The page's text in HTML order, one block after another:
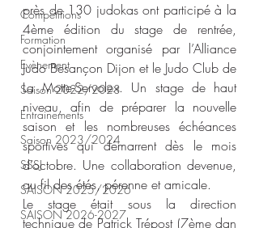
Compétitions
Formation
Evènement
Saison 2022/2023
Entrainements
Saison 2023/2024
SSSJ
SAISON 2025/2026
SAISON 2026-2027
près de 130 judokas ont participé à la
4ème édition du stage de rentrée,
conjointement organisé par l’Alliance
Judo Besançon Dijon et le Judo Club de
La Motte-Servolex. Un stage de haut
niveau, afin de préparer la nouvelle
saison et les nombreuses échéances
sportives qui démarrent dès le mois
d’octobre. Une collaboration devenue,
au fil des étés, pérenne et amicale.
Le stage était sous la direction
technique de Patrick Trépost (7ème dan